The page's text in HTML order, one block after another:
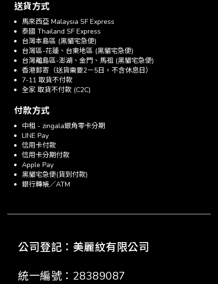
送貨方式
馬來西亞 Malaysia SF Express
泰國 Thailand SF Express
台灣本島區 (黑貓宅急便)
台灣區-花蓮、台東地區 (黑貓宅急便)
台灣離島區-澎湖、金門、馬祖 (黑貓宅急便)
香港郵寄（送貨需要2－5日，不含休息日）
7-11 取貨不付款
全家 取貨不付款 (C2C)
付款方式
中租 - zingala銀角零卡分期
LINE Pay
信用卡付款
信用卡分期付款
Apple Pay
黑貓宅急便(貨到付款)
銀行轉帳／ATM
公司登記：美麗紋有限公司
統一編號：28389087